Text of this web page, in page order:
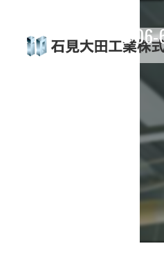
06-